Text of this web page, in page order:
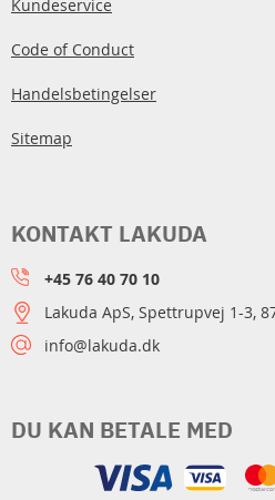
Kundeservice
Code of Conduct
Handelsbetingelser
Sitemap
DU KAN BETALE MED
KONTAKT LAKUDA
+45 76 40 70 10
Lakuda ApS, Spettrupvej 1-3,
info@lakuda.dk